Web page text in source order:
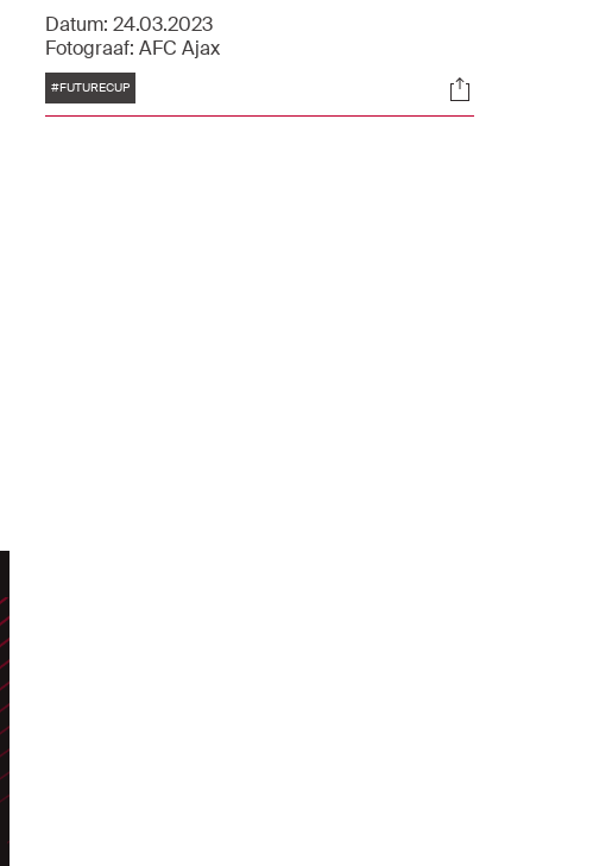
Datum: 24.03.2023
Fotograaf: AFC Ajax
Tags
#FUTURECUP Socials